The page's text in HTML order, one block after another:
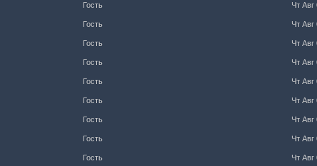
Гость Чт Авг
Гость Чт Авг
Гость Чт Авг
Гость Чт Авг
Гость Чт Авг
Гость Чт Авг
Гость Чт Авг
Гость Чт Авг
Гость Чт Авг